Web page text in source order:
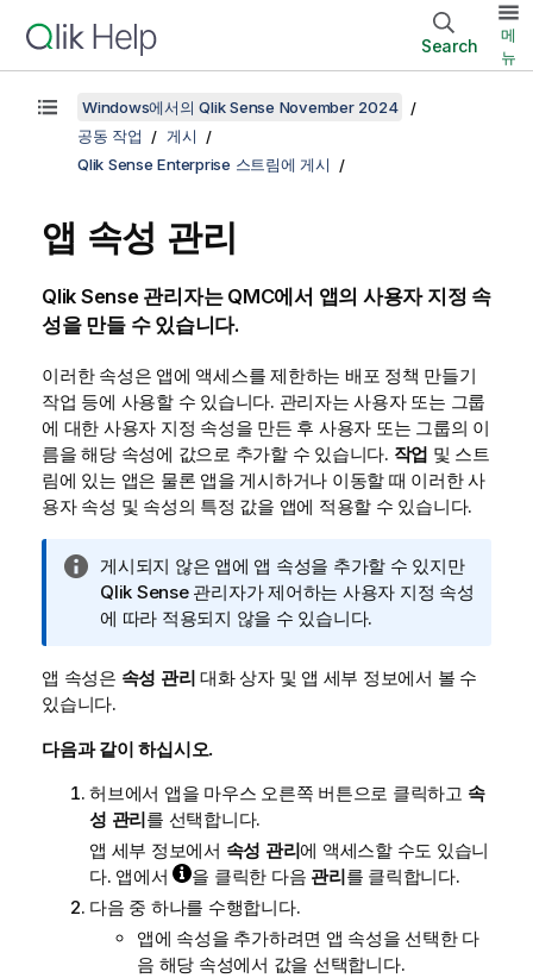
Search
메
뉴
Windows에서의 Qlik Sense November 2024
공동 작업
게시
Qlik Sense Enterprise 스트림에 게시
앱 속성 관리
Qlik Sense관리자는 QMC에서 앱의 사용자 지정 속
성을 만들 수 있습니다.
이러한 속성은 앱에 액세스를 제한하는 배포 정책 만들기
작업 등에 사용할 수 있습니다. 관리자는 사용자 또는 그룹
에 대한 사용자 지정 속성을 만든 후 사용자 또는 그룹의 이
름을 해당 속성에 값으로 추가할 수 있습니다. 작업 및 스트
림에 있는 앱은 물론 앱을 게시하거나 이동할 때 이러한 사
용자 속성 및 속성의 특정 값을 앱에 적용할 수 있습니다.
정
보
메
게시되지 않은 앱에 앱 속성을 추가할 수 있지만
Qlik Sense관리자가 제어하는 사용자 지정 속성
에 따라 적용되지 않을 수 있습니다.
앱 속성은 속성 관리 대화 상자 및 앱 세부 정보에서 볼 수
있습니다.
다음과 같이 하십시오.
허브에서 앱을 마우스 오른쪽 버튼으로 클릭하고 속
성 관리를 선택합니다.
앱 세부 정보에서 속성 관리에 액세스할 수도 있습니
다. 앱에서
을 클릭한 다음 관리를 클릭합니다.
다음 중 하나를 수행합니다.
앱에 속성을 추가하려면 앱 속성을 선택한 다
음 해당 속성에서 값을 선택합니다.